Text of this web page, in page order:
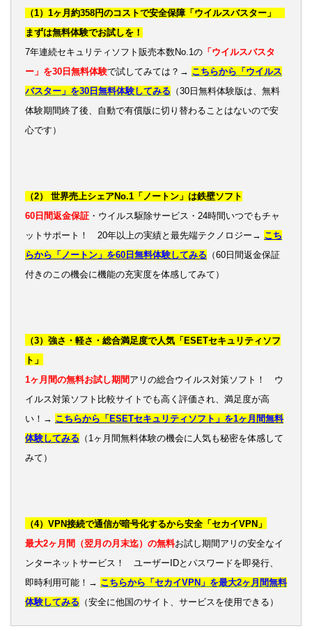
（1）1ヶ月約358円のコストで安全保障「ウイルスバスター」
まずは無料体験でお試しを！
7年連続セキュリティソフト販売本数No.1の 「ウイルスバスタ
ー」を30日無料体験で試してみては？→ こちらから「ウイルス
バスター」を30日無料体験してみる （30日無料体験版は、無料
体験期間終了後、自動で有償版に切り替わることはないので安
心です）
（2） 世界売上シェアNo.1「ノートン」は鉄壁ソフト
60日間返金保証 ・ウイルス駆除サービス・24時間いつでもチャ
ットサポート！ 20年以上の実績と最先端テクノロジー→ こち
らから「ノートン」を60日無料体験してみる （60日間返金保証
付きのこの機会に機能の充実度を体感してみて）
（3）強さ・軽さ・総合満足度で人気「ESETセキュリティソフ
ト」
1ヶ月間の無料お試し期間アリの総合ウイルス対策ソフト！ ウ
イルス対策ソフト比較サイトでも高く評価され、満足度が高
い！→ こちらから「ESETセキュリティソフト」を1ヶ月間無料
体験してみる （1ヶ月間無料体験の機会に人気も秘密を体感して
みて）
（4）VPN接続で通信が暗号化するから安全「セカイVPN」
最大2ヶ月間（翌月の月末迄）の無料お試し期間アリの安全なイ
ンターネットサービス！ ユーザーIDとパスワードを即発行、
即時利用可能！→ こちらから「セカイVPN」を最大2ヶ月間無料
体験してみる （安全に他国のサイト、サービスを使用できる）